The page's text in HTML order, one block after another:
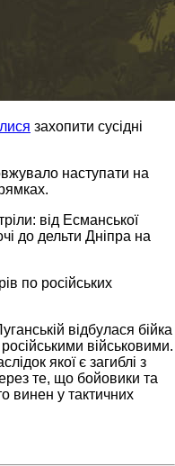
захопити сусідні
наступати на
від Есманської
до дельти Дніпра на
по російських
відбулася бійка
військовими.
якої є загиблі з
те, що бойовики та
винен у тактичних